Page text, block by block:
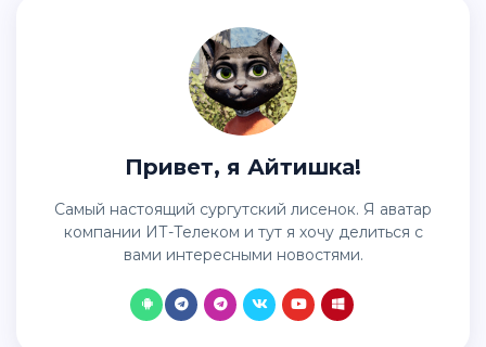
Привет, я Айтишка!
Самый настоящий сургутский лисенок. Я аватар
компании ИТ-Телеком и тут я хочу делиться с
вами интересными новостями.